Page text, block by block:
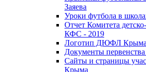
Заяева
Уроки футбола в
Отчет Комитета
КФС - 2019
Логотип ДЮФЛ Крыма
Документы
Сайты и страницы
Крыма